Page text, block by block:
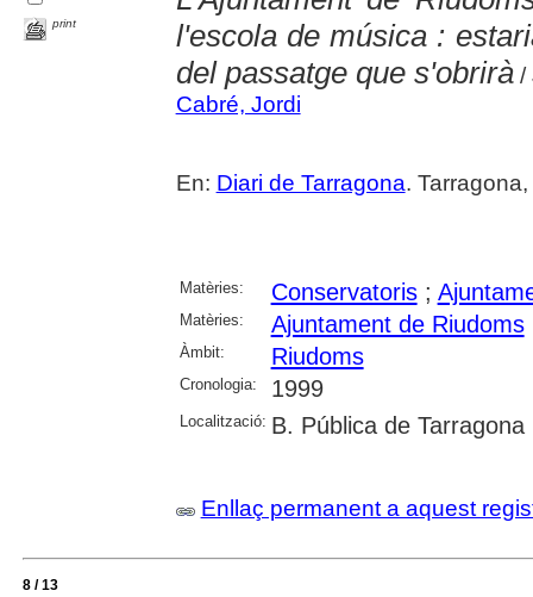
print
l'escola de música :
del passatge que s'obrirà/
Cabré, Jordi
En: Diari de Tarragona.
Matèries: Conservatoris;
Matèries: Ajuntament de Riudoms
Àmbit: Riudoms
Cronologia: 1999
Localització: B. Pública de Tarragona
Enllaç permanent a aquest
8 / 13